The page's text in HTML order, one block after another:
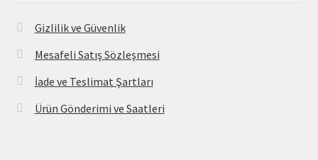
Gizlilik ve Güvenlik
Mesafeli Satış Sözleşmesi
İade ve Teslimat Şartları
Ürün Gönderimi ve Saatleri